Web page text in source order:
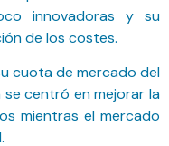
innovadoras y su
de los costes.
cuota de mercado del
centró en mejorar la
mientras el mercado